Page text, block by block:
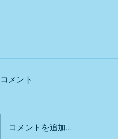
出店予定
コメント
コメントを追加…